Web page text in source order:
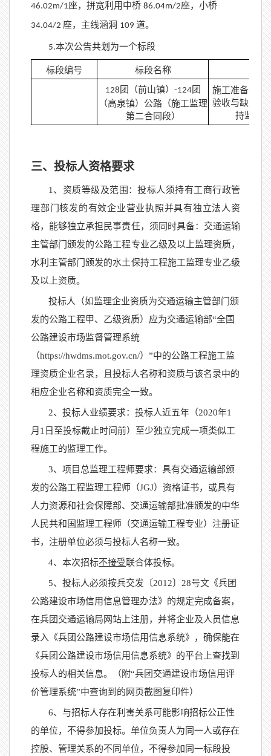
46.02m/1座，拼宽利用中桥 86.04m/2座，小桥
34.04/2 座，主线涵洞 109 道。
5.本次公告共划为一个标段
标段编号 标段名称
128 团（前山镇） -124团
（高泉镇）公路（施工监理
第二合同段）
施工准备阶段
验收与缺陷责
持监理
三、投标人资格要求
1、资质等级及范围：投标人须持有工商行政管
理部门核发的有效企业营业执照并具有独立法人资
格，能够独立承担民事责任，须同时具备：交通运输
主管部门颁发的公路工程专业乙级及以上监理资质，
水利主管部门颁发的水土保持工程施工监理专业乙级
及以上资质。
投标人（如监理企业资质为交通运输主管部门颁
发的公路工程甲、乙级资质）应为交通运输部“全国
公路建设市场监督管理系统
（https://hwdms.mot.gov.cn/） ”中的公路工程施工监
理资质企业名录，且投标人名称和资质与该名录中的
相应企业名称和资质完全一致。
2、投标人业绩要求：投标人近五年（2020年1
月1日至投标截止时间前）至少独立完成一项类似工
程施工的监理工作。
3、项目总监理工程师要求：具有交通运输部颁
发的公路工程监理工程师（JGJ）资格证书，或具有
人力资源和社会保障部、交通运输部批准颁发的中华
人民共和国监理工程师（交通运输工程专业）注册证
书，注册单位必须与投标人名称一致。
4、本次招标不接受联合体投标。
5、投标人必须按兵交发〔2012〕28号文《兵团
公路建设市场信用信息管理办法》的规定完成备案，
在兵团交通运输局网站上注册，并将企业及人员信息
录入《兵团公路建设市场信用信息系统》，确保能在
《兵团公路建设市场信用信息系统》的平台上查找到
投标人的相关信息。（附“兵团交通建设市场信用评
价管理系统”中查询到的网页截图复印件）
6、与招标人存在利害关系可能影响招标公正性
的单位，不得参加投标。单位负责人为同一人或存在
控股、管理关系的不同单位，不得参加同一标段投